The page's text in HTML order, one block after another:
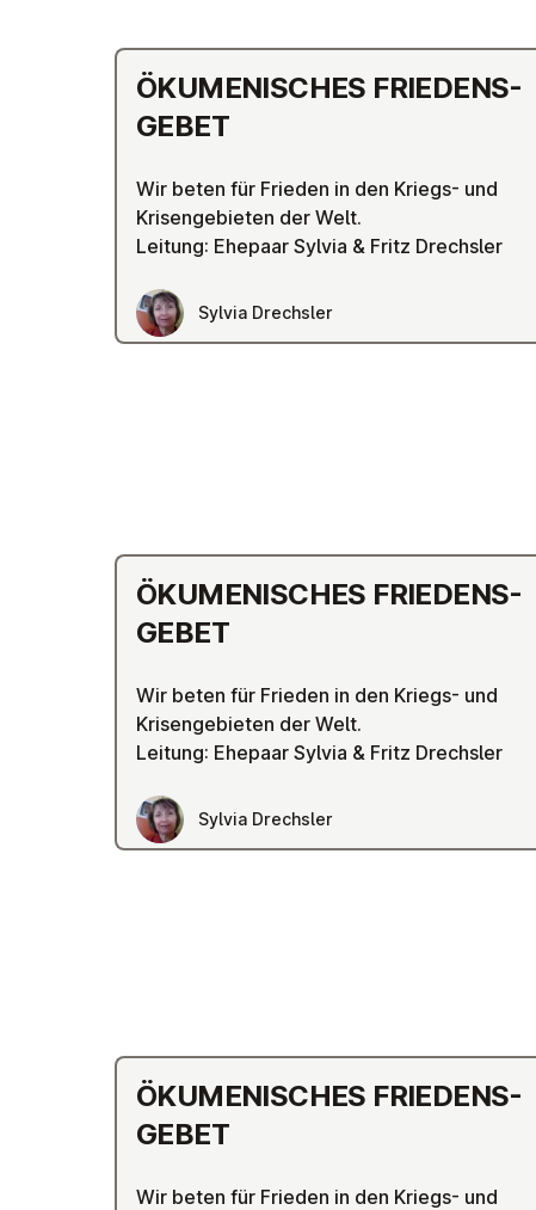
ÖKU­MEN­ISCHES FRIEDENS­
GE­B­ET
Wir beten für Frieden in den Kriegs- und
Krisengebieten der Welt.
Leitung: Ehepaar Sylvia & Fritz Drechsler
Sylvia Drechsler
ÖKU­MEN­ISCHES FRIEDENS­
GE­B­ET
Wir beten für Frieden in den Kriegs- und
Krisengebieten der Welt.
Leitung: Ehepaar Sylvia & Fritz Drechsler
Sylvia Drechsler
ÖKU­MEN­ISCHES FRIEDENS­
GE­B­ET
Wir beten für Frieden in den Kriegs- und